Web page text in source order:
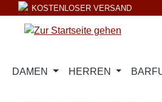
Hauptinhalt springen
Zur Suche springen
Zur Hauptnavigation springen
KOSTENLOSER VERSAND
DAMEN HERREN